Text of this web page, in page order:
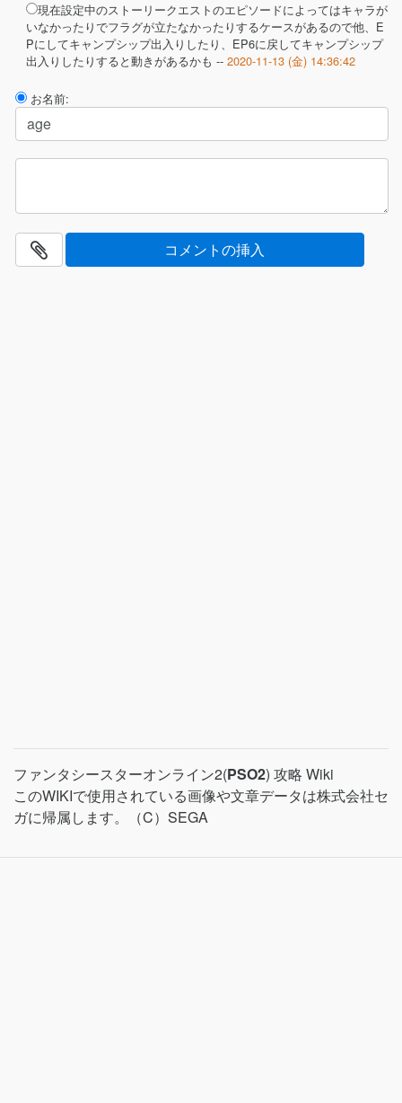
現在設定中のストーリークエストのエピソードによってはキャラが
いなかったりでフラグが立たなかったりするケースがあるので他、E
Pにしてキャンプシップ出入りしたり、EP6に戻してキャンプシップ
出入りしたりすると動きがあるかも -- 2020-11-13 (金) 14:36:42
お名前:
ファンタシースターオンライン2(PSO2) 攻略 Wiki
このWIKIで使用されている画像や文章データは株式会社セ
ガに帰属します。（C）SEGA